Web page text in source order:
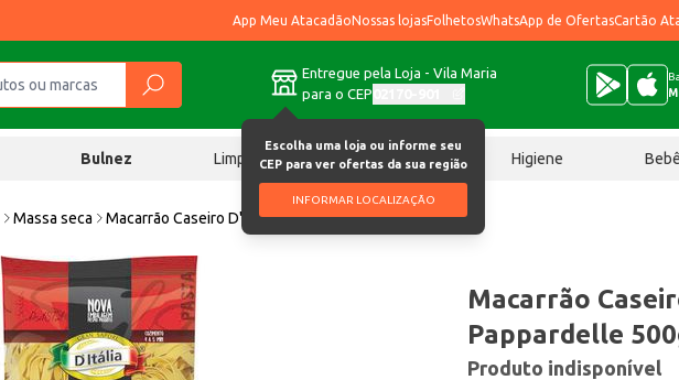
App Meu AtacadãoNossas lojasFolhetosWhatsApp de OfertasCartão
Entregue pela Loja - Vila Maria
para o CEP
Escolha uma loja ou informe seu
CEP para ver ofertas da sua região
INFORMAR LOCALIZAÇÃO
Bulnez Limpeza Chocolates Higiene
Massa seca Macarrão Caseiro D'Itália Pappardelle 500g
Macarrão
Pappardelle
Produto indisponível